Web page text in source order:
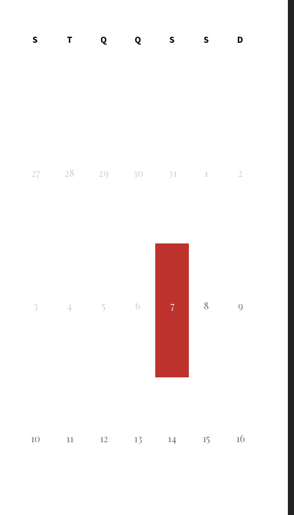
S T Q Q S S D
27 28 29 30 31 1 2
3 4 5 6 7 8 9
10 11 12 13 14 15 16